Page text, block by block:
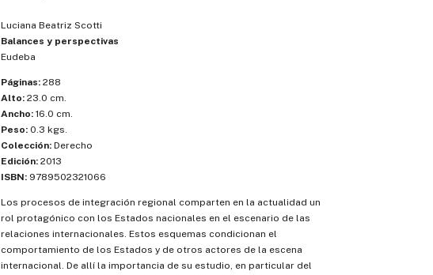
Luciana Beatriz Scotti
Balances y perspectivas
Eudeba
Páginas: 288
Alto: 23.0 cm.
Ancho: 16.0 cm.
Peso: 0.3 kgs.
Colección: Derecho
Edición: 2013
ISBN: 9789502321066
Los procesos de integración regional comparten en la actualidad un
rol protagónico con los Estados nacionales en el escenario de las
relaciones internacionales. Estos esquemas condicionan el
comportamiento de los Estados y de otros actores de la escena
internacional. De allí la importancia de su estudio, en particular del